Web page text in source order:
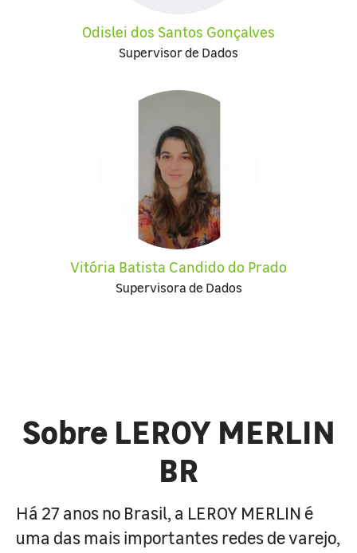
Odislei dos Santos Gonçalves
Supervisor de Dados
Vitória Batista Candido do Prado
Supervisora de Dados
Sobre LEROY MERLIN
BR
Há 27 anos no Brasil, a LEROY MERLIN é
uma das mais importantes redes de varejo,